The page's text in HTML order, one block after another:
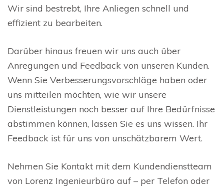
Wir sind bestrebt, Ihre Anliegen schnell und
effizient zu bearbeiten.
Darüber hinaus freuen wir uns auch über
Anregungen und Feedback von unseren Kunden.
Wenn Sie Verbesserungsvorschläge haben oder
uns mitteilen möchten, wie wir unsere
Dienstleistungen noch besser auf Ihre Bedürfnisse
abstimmen können, lassen Sie es uns wissen. Ihr
Feedback ist für uns von unschätzbarem Wert.
Nehmen Sie Kontakt mit dem Kundendienstteam
von Lorenz Ingenieurbüro auf – per Telefon oder